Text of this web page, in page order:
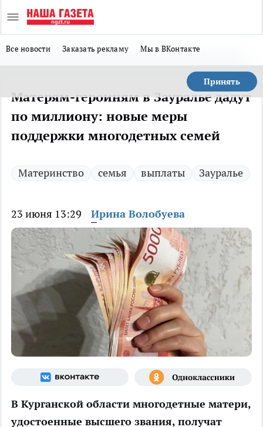
Все новости Заказать рекламу Мы в ВКонтакте
Принять
Матерям-героиням в Зауралье дадут
по миллиону: новые меры
поддержки многодетных семей
Материнство семья выплаты Зауралье
23 июня 13:29 Ирина Волобуева
В Курганской области многодетные матери,
удостоенные высшего звания, получат